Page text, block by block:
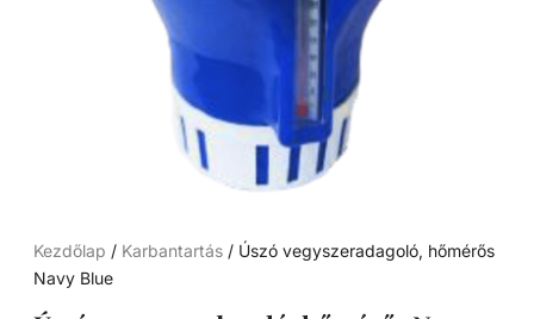
Kezdőlap / Karbantartás / Úszó vegyszeradagoló, hőmérős
Navy Blue